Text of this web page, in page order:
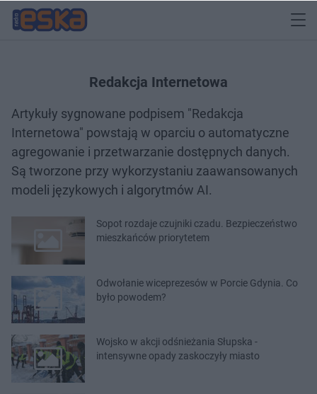
Redakcja Internetowa
Artykuły sygnowane podpisem "Redakcja
Internetowa" powstają w oparciu o automatyczne
agregowanie i przetwarzanie dostępnych danych.
Są tworzone przy wykorzystaniu zaawansowanych
modeli językowych i algorytmów AI.
Sopot rozdaje czujniki czadu. Bezpieczeństwo
mieszkańców priorytetem
Odwołanie wiceprezesów w Porcie Gdynia. Co
było powodem?
Wojsko w akcji odśnieżania Słupska -
intensywne opady zaskoczyły miasto